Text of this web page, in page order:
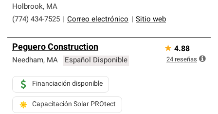
Holbrook, MA
(774) 434-7525
Correo electrónico Sitio web
Peguero Construction
Needham, MA Español Disponible
Financiación disponible
Capacitación Solar PROtect
★ 4.88
24 reseñas